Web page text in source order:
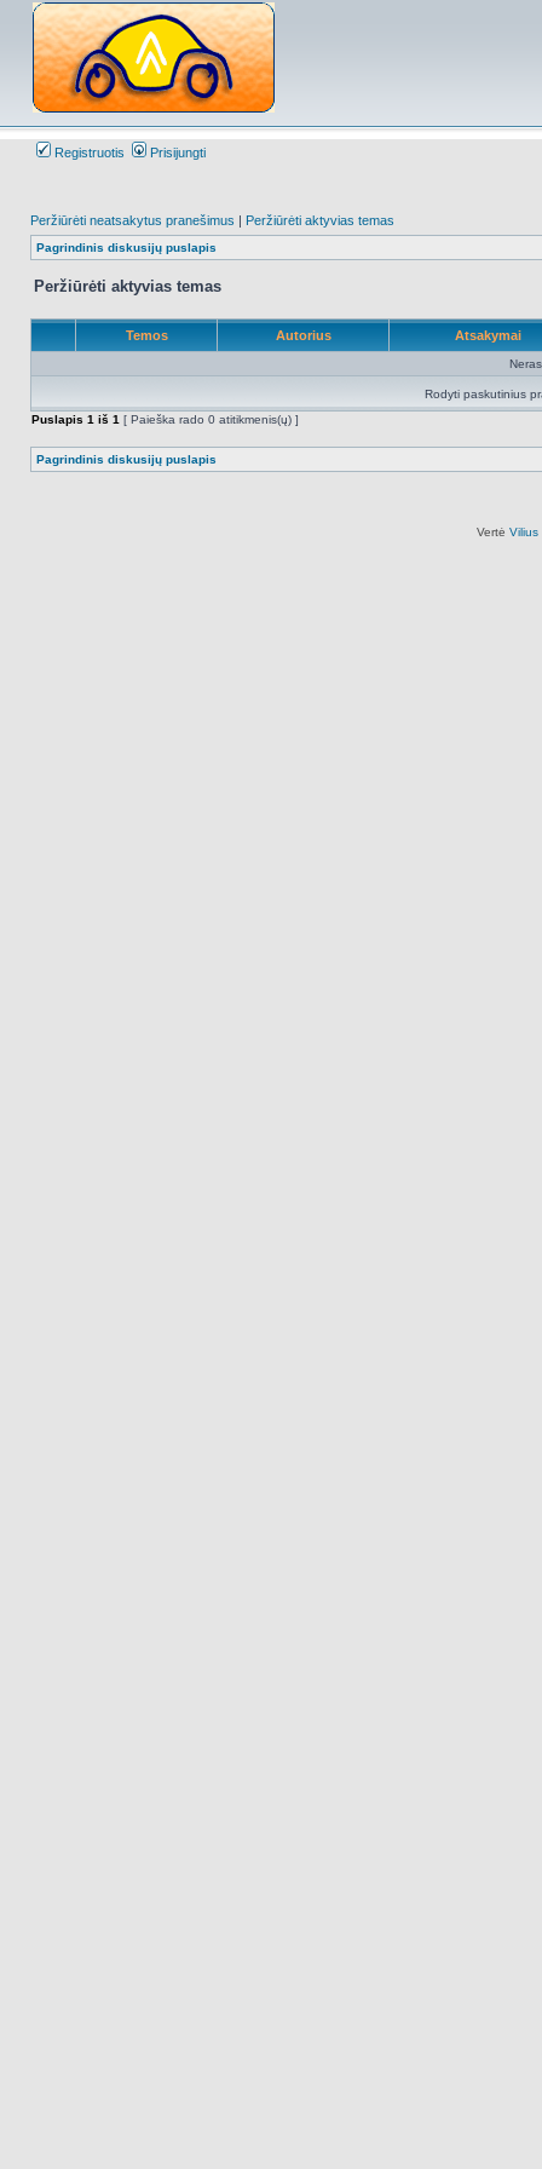
Registruotis Prisijungti
Peržiūrėti neatsakytus pranešimus | Peržiūrėti aktyvias temas
Pagrindinis diskusijų puslapis
Peržiūrėti aktyvias temas
Temos Autorius Atsakymai
Rodyti paskutinius
Puslapis 1 iš 1 [ Paieška rado 0 atitikmenis(ų) ]
Pagrindinis diskusijų puslapis
Vertė Vilius